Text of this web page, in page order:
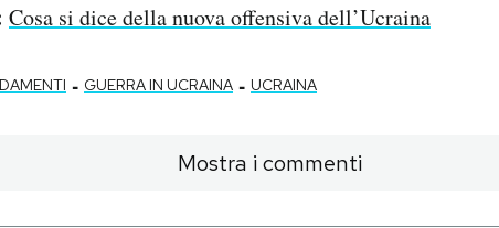
Cosa si dice della nuova offensiva dell’Ucraina
- GUERRA IN UCRAINA - UCRAINA
Mostra i commenti